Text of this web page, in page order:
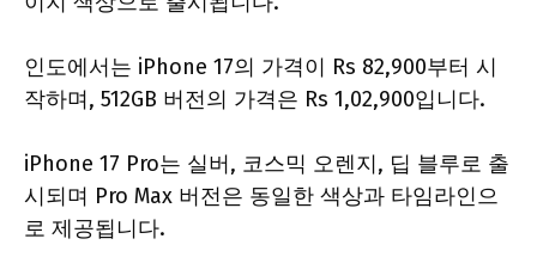
인도에서는 iPhone 17의 가격이 Rs 82,900부터 시
작하며, 512GB 버전의 가격은 Rs 1,02,900입니다.
iPhone 17 Pro는 실버, 코스믹 오렌지, 딥 블루로 출
시되며 Pro Max 버전은 동일한 색상과 타임라인으
로 제공됩니다.